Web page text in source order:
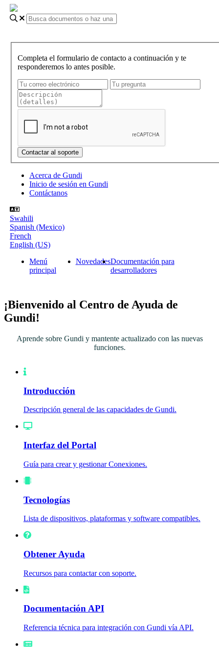
Completa el formulario de contacto a continuación y te
responderemos lo antes posible.
Acerca de Gundi
Inicio de sesión en Gundi
Contáctanos
Swahili
Spanish (Mexico)
French
English (US)
Menú
principal
NovedadesDocumentación para
desarrolladores
¡Bienvenido al Centro de Ayuda de
Gundi!
Aprende sobre Gundi y mantente actualizado con las nuevas
funciones.
Introducción
Descripción general de las capacidades de Gundi.
Interfaz del Portal
Guía para crear y gestionar Conexiones.
Tecnologías
Lista de dispositivos, plataformas y software compatibles.
Obtener Ayuda
Recursos para contactar con soporte.
Documentación API
Referencia técnica para integración con Gundi vía API.